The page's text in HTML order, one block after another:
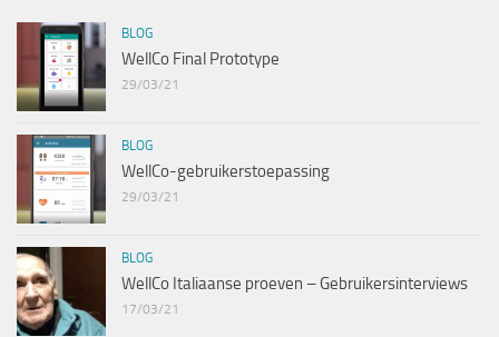
BLOG
WellCo Final Prototype
29/03/21
BLOG
WellCo-gebruikerstoepassing
29/03/21
BLOG
WellCo Italiaanse proeven – Gebruikersinterviews
17/03/21